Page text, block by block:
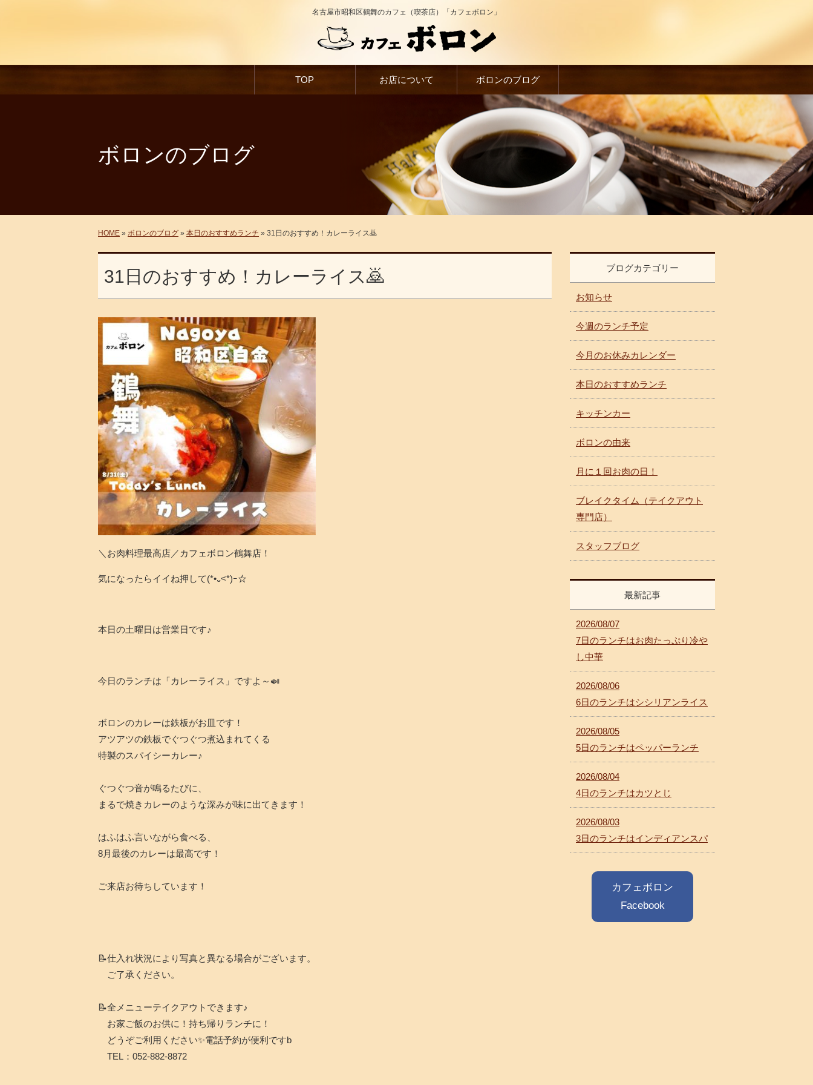
名古屋市昭和区鶴舞のカフェ（喫茶店）「カフェボロン」
TOP お店について ボロンのブログ
ボロンのブログ
HOME » ボロンのブログ » 本日のおすすめランチ » 31日のおすすめ！カレーライス🙇
31日のおすすめ！カレーライス🙇
＼お肉料理最高店／カフェボロン鶴舞店！
気になったらイイね押して(*•᎑<*)ｰ☆
本日の土曜日は営業日です♪
今日のランチは「カレーライス」ですよ～🍛
ボロンのカレーは鉄板がお皿です！
アツアツの鉄板でぐつぐつ煮込まれてくる
特製のスパイシーカレー♪
ぐつぐつ音が鳴るたびに、
まるで焼きカレーのような深みが味に出てきます！
はふはふ言いながら食べる、
8月最後のカレーは最高です！
ご来店お待ちしています！
📝仕入れ状況により写真と異なる場合がございます。
ご了承ください。
📝全メニューテイクアウトできます♪
お家ご飯のお供に！持ち帰りランチに！
どうぞご利用ください✨電話予約が便利ですb
TEL：052-882-8872
ブログカテゴリー
お知らせ
今週のランチ予定
今月のお休みカレンダー
本日のおすすめランチ
キッチンカー
ボロンの由来
月に１回お肉の日！
ブレイクタイム（テイクアウト
専門店）
スタッフブログ
最新記事
2026/08/07
7日のランチはお肉たっぷり冷や
し中華
2026/08/06
6日のランチはシシリアンライス
2026/08/05
5日のランチはペッパーランチ
2026/08/04
4日のランチはカツとじ
2026/08/03
3日のランチはインディアンスパ
カフェボロン
Facebook